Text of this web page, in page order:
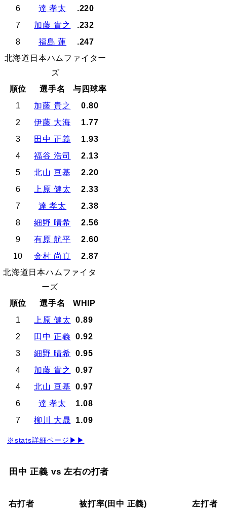
6 達 孝太
.220
7
加藤 貴之
.232
8
福島 蓮
.247
北海道日本ハムファイター
ズ
順位
選手名
与四球率
1
加藤 貴之
0.80
2
伊藤 大海
1.77
3
田中 正義
1.93
4
福谷 浩司
2.13
5
北山 亘基
2.20
6
上原 健太
2.33
7
達 孝太
2.38
8
細野 晴希
2.56
9
有原 航平
2.60
10
金村 尚真
2.87
北海道日本ハムファイタ
ーズ
順位
選手名
WHIP
1
上原 健太
0.89
2
田中 正義
0.92
3
細野 晴希
0.95
4
加藤 貴之
0.97
4
北山 亘基
0.97
6
達 孝太
1.08
7
柳川 大晟 1.09
※stats詳細ページ▶▶
田中 正義 vs 左右の打者
右打者 被打率(田中 正義) 左打者